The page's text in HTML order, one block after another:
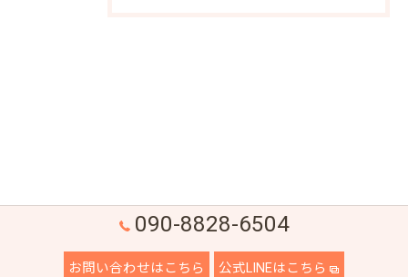
090-8828-6504
お問い合わせはこちら 公式LINEはこちら